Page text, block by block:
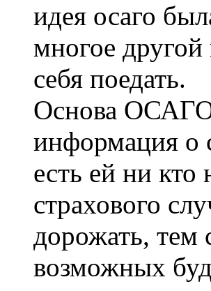
идея осаго
многое другой
себя поедать.
Основа ОСАГО
информация о
есть ей ни кто
страхового
дорожать,
возможных